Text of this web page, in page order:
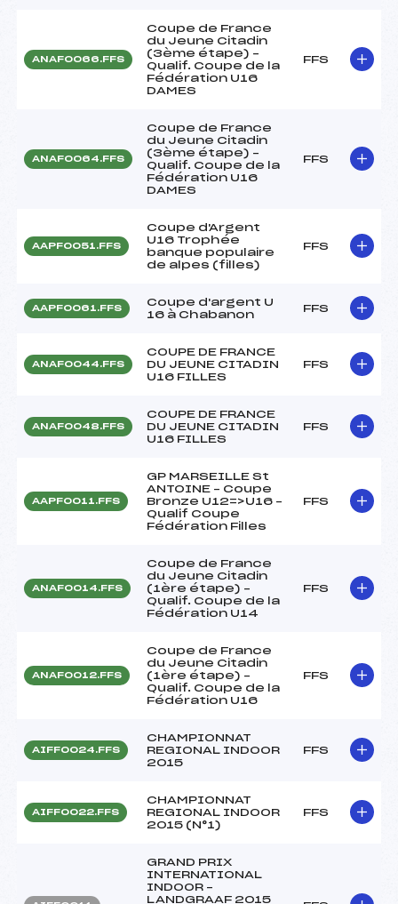
ANAF0066.FFS
Coupe de France
du Jeune Citadin
(3ème étape) –
Qualif. Coupe de la
Fédération U16
DAMES
FFS
ANAF0064.FFS
Coupe de France
du Jeune Citadin
(3ème étape) –
Qualif. Coupe de la
Fédération U16
DAMES
FFS
AAPF0051.FFS
Coupe d'Argent
U16 Trophée
banque populaire
de alpes (filles)
FFS
AAPF0061.FFS
Coupe d'argent U
16 à Chabanon
FFS
ANAF0044.FFS
COUPE DE FRANCE
DU JEUNE CITADIN
U16 FILLES
FFS
ANAF0048.FFS
COUPE DE FRANCE
DU JEUNE CITADIN
U16 FILLES
FFS
AAPF0011.FFS
GP MARSEILLE St
ANTOINE – Coupe
Bronze U12=>U16 –
Qualif Coupe
Fédération Filles
FFS
ANAF0014.FFS
Coupe de France
du Jeune Citadin
(1ère étape) –
Qualif. Coupe de la
Fédération U14
FFS
ANAF0012.FFS
Coupe de France
du Jeune Citadin
(1ère étape) –
Qualif. Coupe de la
Fédération U16
FFS
AIFF0024.FFS
CHAMPIONNAT
REGIONAL INDOOR
2015
FFS
AIFF0022.FFS
CHAMPIONNAT
REGIONAL INDOOR
2015 (N°1)
FFS
GRAND PRIX
INTERNATIONAL
INDOOR –
LANDGRAAF 2015